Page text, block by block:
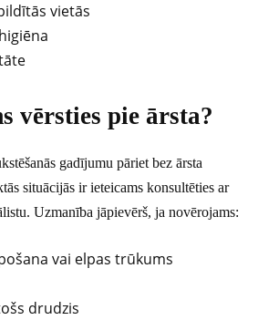
vietās
vērsties pie ārsta?
gadījumu pāriet bez ārsta
situācijās ir ieteicams konsultēties ar
Uzmanība jāpievērš, ja novērojams:
vai elpas trūkums
drudzis